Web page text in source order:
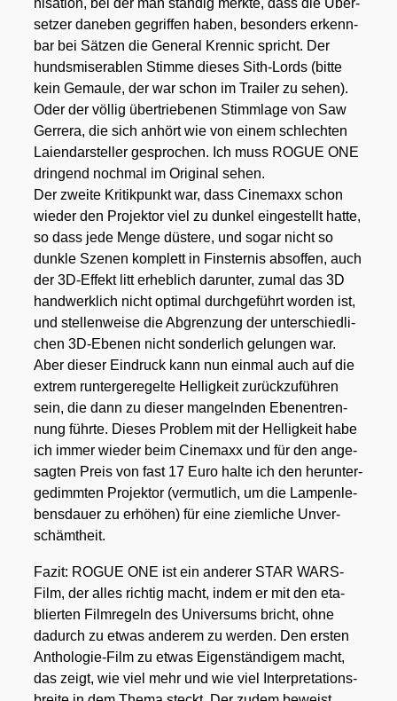
ni­sa­ti­on, bei der man stän­dig merk­te, dass die Über­
set­zer dane­ben gegrif­fen haben, beson­ders erkenn­
bar bei Sät­zen die Gene­ral Kren­nic spricht. Der
hunds­mi­se­ra­blen Stim­me die­ses Sith-Lords (bit­te
kein Gemau­le, der war schon im Trai­ler zu sehen).
Oder der völ­lig über­trie­be­nen Stimm­la­ge von Saw
Ger­rera, die sich anhört wie von einem schlech­ten
Lai­en­dar­stel­ler gespro­chen. Ich muss ROGUE ONE
drin­gend noch­mal im Ori­gi­nal sehen.
Der zwei­te Kri­tik­punkt war, dass Cine­ma­xx schon
wie­der den Pro­jek­tor viel zu dun­kel ein­ge­stellt hat­te,
so dass jede Men­ge düs­te­re, und sogar nicht so
dunk­le Sze­nen kom­plett in Fins­ter­nis abs­of­fen, auch
der 3D-Effekt litt erheb­lich dar­un­ter, zumal das 3D
hand­werk­lich nicht opti­mal durch­ge­führt wor­den ist,
und stel­len­wei­se die Abgren­zung der unter­schied­li­
chen 3D-Ebe­nen nicht son­der­lich gelun­gen war.
Aber die­ser Ein­druck kann nun ein­mal auch auf die
extrem run­ter­ge­re­gel­te Hel­lig­keit zurück­zu­füh­ren
sein, die dann zu die­ser man­geln­den Eben­en­tren­
nung führ­te. Die­ses Pro­blem mit der Hel­lig­keit habe
ich immer wie­der beim Cine­ma­xx und für den ange­
sag­ten Preis von fast 17 Euro hal­te ich den her­un­ter­
ge­dimm­ten Pro­jek­tor (ver­mut­lich, um die Lam­pen­le­
bens­dau­er zu erhö­hen) für eine ziem­li­che Unver­
schämt­heit.
Fazit: ROGUE ONE ist ein ande­rer STAR WARS-
Film, der alles rich­tig macht, indem er mit den eta­
blier­ten Film­re­geln des Uni­ver­sums bricht, ohne
dadurch zu etwas ande­rem zu wer­den. Den ers­ten
Antho­lo­gie-Film zu etwas Eigen­stän­di­gem macht,
das zeigt, wie viel mehr und wie viel Inter­pre­ta­ti­ons­